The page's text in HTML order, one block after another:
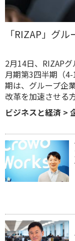
「RIZAP」グ
2月14日、RIZAP
月期第3四半期（
期は、グループ企
改革を加速させる
ビジネスと経済 >